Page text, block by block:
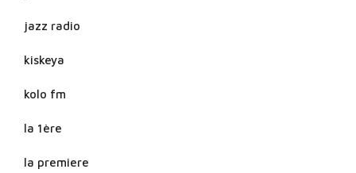
jazz radio
kiskeya
kolo fm
la 1ère
la premiere